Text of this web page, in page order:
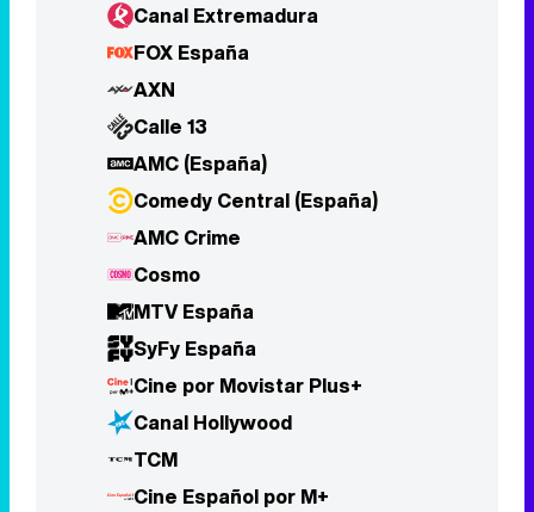
Canal Extremadura
FOX España
AXN
Calle 13
AMC (España)
Comedy Central (España)
AMC Crime
Cosmo
MTV España
SyFy España
Cine por Movistar Plus+
Canal Hollywood
TCM
Cine Español por M+